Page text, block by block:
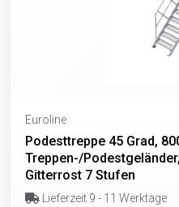
Euroline
Podesttreppe 45 Grad,
Treppen-/
Gitterrost 7 Stufen
Lieferzeit 9 - 11 Werktage